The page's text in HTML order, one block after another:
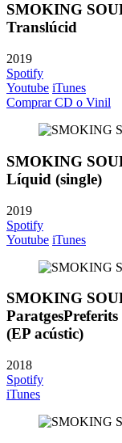
SMOKING
Translúcid
2019
Spotify
Youtube iTunes
Comprar CD o Vinil
SMOKING
Líquid (single)
2019
Spotify
Youtube iTunes
SMOKING
ParatgesPreferits
(EP acústic)
2018
Spotify
iTunes